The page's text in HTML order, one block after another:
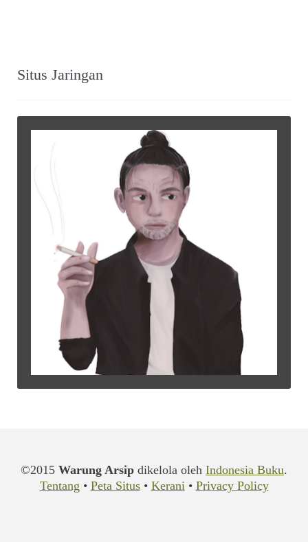
Situs Jaringan
©2015 Warung Arsip dikelola oleh Indonesia Buku.
Tentang • Peta Situs• Kerani• Privacy Policy